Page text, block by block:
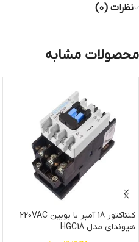
نظرات (0)
محصولات مشابه
کنتاکتور 18 آمپر با بوبین 220VAC
هیوندای مدل HGC18